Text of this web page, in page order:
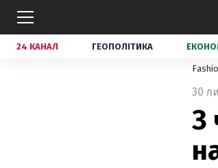
24 КАНАЛ ГЕОПОЛІТИКА
30
З